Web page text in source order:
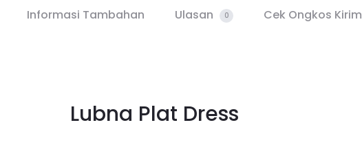
Informasi Tambahan Ulasan 0 Cek Ongkos Kirim
Lubna Plat Dress